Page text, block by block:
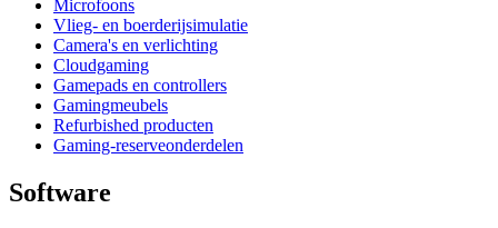
Microfoons
Vlieg- en boerderijsimulatie
Camera's en verlichting
Cloudgaming
Gamepads en controllers
Gamingmeubels
Refurbished producten
Gaming-reserveonderdelen
Software